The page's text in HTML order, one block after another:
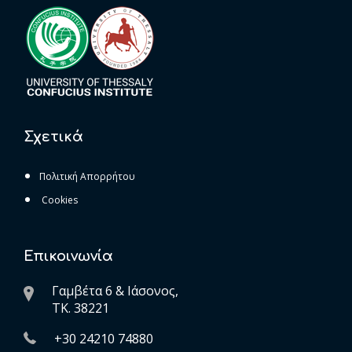
Σχετικά
Πολιτική Απορρήτου
Cookies
Επικοινωνία
Γαμβέτα 6 & Ιάσονος,
ΤK. 38221
+30 24210 74880